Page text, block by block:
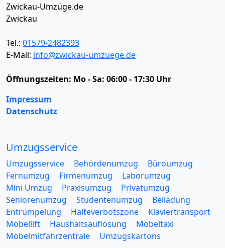
Zwickau-Umzüge.de
Zwickau
Tel.: 01579-2482393
E-Mail: info@zwickau-umzuege.de
Öffnungszeiten: Mo - Sa: 06:00 - 17:30 Uhr
Impressum
Datenschutz
Umzugsservice
Umzugsservice Behördenumzug
Büroumzug
Fernumzug
Firmenumzug
Laborumzug
Mini Umzug
Praxisumzug
Privatumzug
Seniorenumzug
Studentenumzug
Beiladung
Entrümpelung
Halteverbotszone
Klaviertransport
Möbellift
Haushaltsauflösung
Möbeltaxi
Möbelmitfahrzentrale
Umzugskartons